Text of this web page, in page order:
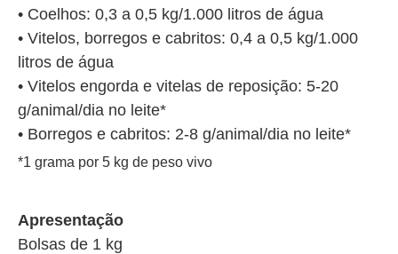
• Coelhos: 0,3 a 0,5 kg/1.000 litros de água
• Vitelos, borregos e cabritos: 0,4 a 0,5 kg/1.000
litros de água
• Vitelos engorda e vitelas de reposição: 5-20
g/animal/dia no leite*
• Borregos e cabritos: 2-8 g/animal/dia no leite*
*1 grama por 5 kg de peso vivo
Apresentação
Bolsas de 1 kg